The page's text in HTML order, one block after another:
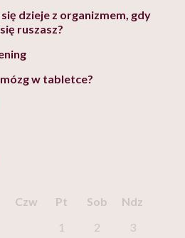
dzieje z organizmem, gdy
ruszasz?
w tabletce?
Czw Pt Sob
Ndz
1
2
3